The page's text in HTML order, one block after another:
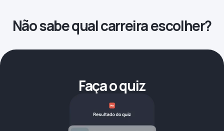
Não sabe qual carreira escolher?
Faça o quiz